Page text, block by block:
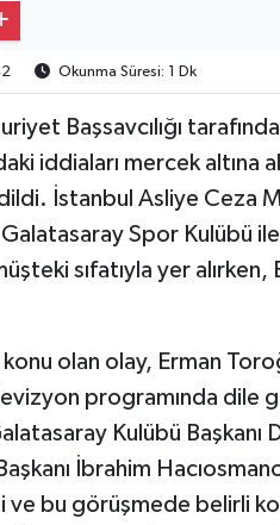
Okunma Süresi: 1 Dk
Başsavcılığı
iddiaları mercek altına
İstanbul Asliye Ceza
Spor Kulübü
sıfatıyla yer
olan olay, Erman
programında
Kulübü Başkanı
İbrahim
bu görüşmede belirli